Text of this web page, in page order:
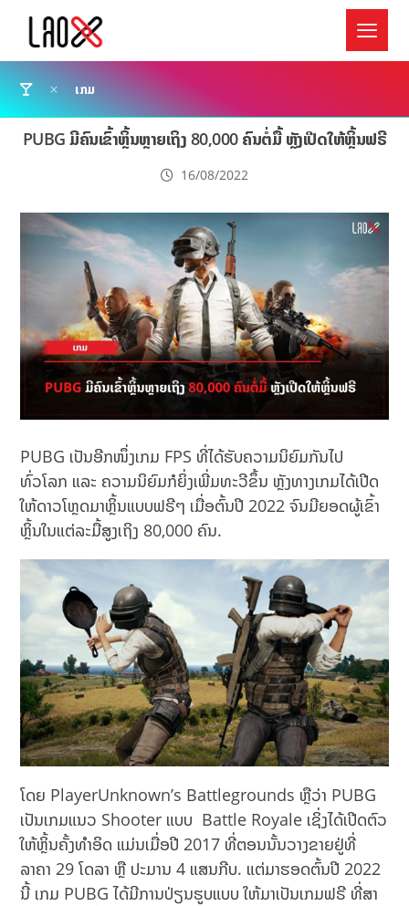
ເກມ
PUBG ມີຄົນເຂົ້າຫຼິ້ນຫຼາຍເຖິງ 80,000 ຄົນຕໍ່ມື້ ຫຼັງເປີດໃຫ້ຫຼິ້ນຟຣີ
16/08/2022
PUBG ເປັນອີກໜຶ່ງເກມ FPS ທີ່ໄດ້ຮັບຄວາມນິຍົມກັນໄປ
ທົ່ວໂລກ ແລະ ຄວາມນິຍົມກໍຍິ່ງເພີ່ມທະວີຂຶ້ນ ຫຼັງທາງເກມໄດ້ເປີດ
ໃຫ້ດາວໂຫຼດມາຫຼິ້ນແບບຟຣີໆ ເມື່ອຕົ້ນປີ 2022 ຈົນມີຍອດຜູ້ເຂົ້າ
ຫຼິ້ນໃນແຕ່ລະມື້ສູງເຖິງ 80,000 ຄົນ.
ໂດຍ PlayerUnknown’s Battlegrounds ຫຼືວ່າ PUBG
ເປັນເກມແນວ Shooter ແບບ Battle Royale ເຊິ່ງໄດ້ເປີດຕົວ
ໃຫ້ຫຼິ້ນຄັ້ງທຳອິດ ແມ່ນເມື່ອປີ 2017 ທີ່ຕອນນັ້ນວາງຂາຍຢູ່ທີ່
ລາຄາ 29 ໂດລາ ຫຼື ປະມານ 4 ແສນກີບ.​ ແຕ່ມາຮອດຕົ້ນປີ 2022
ນີ້ ເກມ PUBG ໄດ້ມີການປ່ຽນຮູບແບບ ໃຫ້ມາເປັນເກມຟຣີ ທີ່ສາ